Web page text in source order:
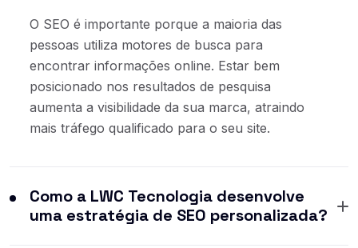
O SEO é importante porque a maioria das
pessoas utiliza motores de busca para
encontrar informações online. Estar bem
posicionado nos resultados de pesquisa
aumenta a visibilidade da sua marca, atraindo
mais tráfego qualificado para o seu site.
Como a LWC Tecnologia desenvolve
uma estratégia de SEO personalizada?